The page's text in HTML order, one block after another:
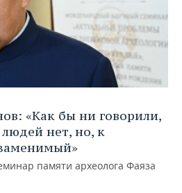
«Как бы ни говорили,
нет, но, к
памяти археолога Фаяза